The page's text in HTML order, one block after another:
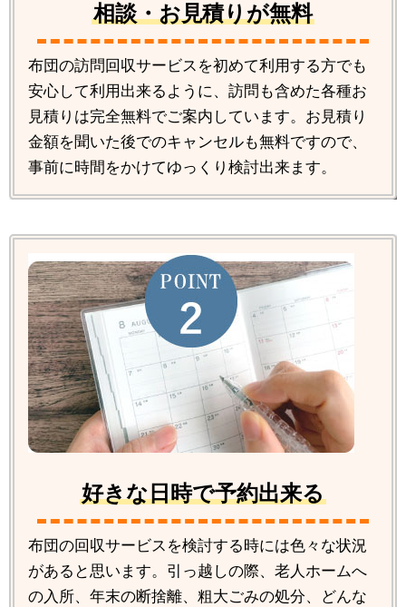
相談・お見積りが無料
布団の訪問回収サービスを初めて利用する方でも
安心して利用出来るように、訪問も含めた各種お
見積りは完全無料でご案内しています。お見積り
金額を聞いた後でのキャンセルも無料ですので、
事前に時間をかけてゆっくり検討出来ます。
好きな日時で予約出来る
布団の回収サービスを検討する時には色々な状況
があると思います。引っ越しの際、老人ホームへ
の入所、年末の断捨離、粗大ごみの処分、どんな